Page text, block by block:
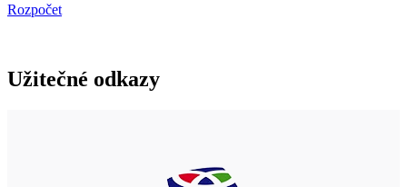
Rozpočet
Užitečné odkazy